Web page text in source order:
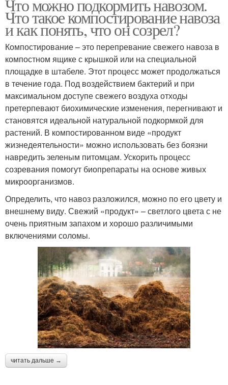
Что можно подкормить навозом.
Что такое компостирование навоза
и как понять, что он созрел?
Компостирование – это перепревание свежего навоза в
компостном ящике с крышкой или на специальной
площадке в штабеле. Этот процесс может продолжаться
в течение года. Под воздействием бактерий и при
максимальном доступе свежего воздуха отходы
претерпевают биохимические изменения, перегнивают и
становятся идеальной натуральной подкормкой для
растений. В компостированном виде «продукт
жизнедеятельности» можно использовать без боязни
навредить зеленым питомцам. Ускорить процесс
созревания помогут биопрепараты на основе живых
микроорганизмов.
Определить, что навоз разложился, можно по его цвету и
внешнему виду. Свежий «продукт» – светлого цвета с не
очень приятным запахом и хорошо различимыми
включениями соломы.
читать дальше →